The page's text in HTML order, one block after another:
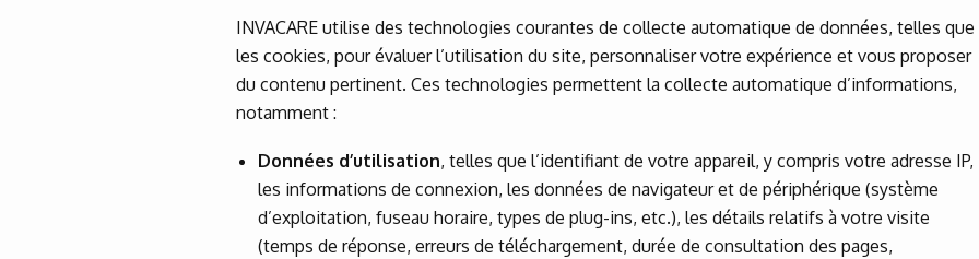
INVACARE utilise des technologies courantes de collecte automatique de données, telles que
les cookies, pour évaluer l’utilisation du site, personnaliser votre expérience et vous proposer
du contenu pertinent. Ces technologies permettent la collecte automatique d’informations,
notamment :
Données d’utilisation, telles que l’identifiant de votre appareil, y compris votre adresse IP,
les informations de connexion, les données de navigateur et de périphérique (système
d’exploitation, fuseau horaire, types de plug-ins, etc.), les détails relatifs à votre visite
(temps de réponse, erreurs de téléchargement, durée de consultation des pages,